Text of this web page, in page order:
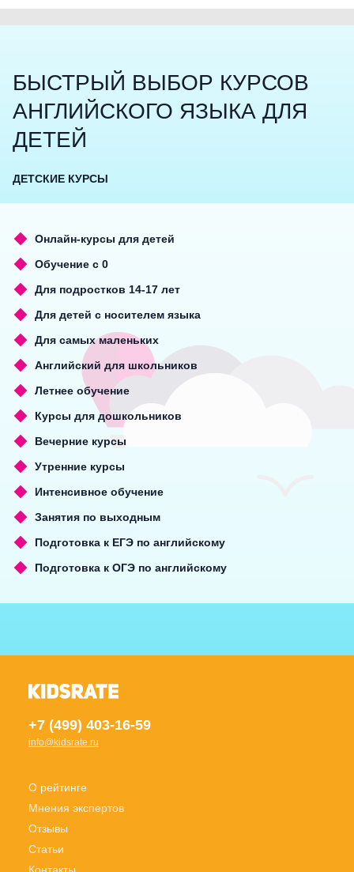
БЫСТРЫЙ ВЫБОР КУРСОВ
АНГЛИЙСКОГО ЯЗЫКА ДЛЯ
ДЕТЕЙ
ДЕТСКИЕ КУРСЫ
Онлайн-курсы для детей
Обучение с 0
Для подростков 14-17 лет
Для детей с носителем языка
Для самых маленьких
Английский для школьников
Летнее обучение
Курсы для дошкольников
Вечерние курсы
Утренние курсы
Интенсивное обучение
Занятия по выходным
Подготовка к ЕГЭ по английскому
Подготовка к ОГЭ по английскому
+7 (499) 403-16-59
info@kidsrate.ru
О рейтинге
Мнения экспертов
Отзывы
Статьи